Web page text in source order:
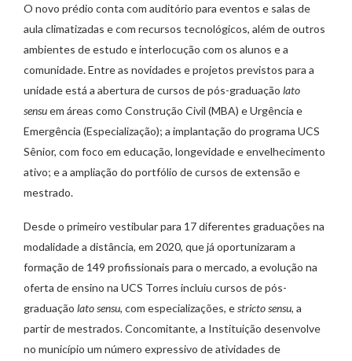
O novo prédio conta com auditório para eventos e salas de
aula climatizadas e com recursos tecnológicos, além de outros
ambientes de estudo e interlocução com os alunos e a
comunidade. Entre as novidades e projetos previstos para a
unidade está a abertura de cursos de pós-graduação lato
sensuem áreas como Construção Civil (MBA) e Urgência e
Emergência (Especialização); a implantação do programa UCS
Sênior, com foco em educação, longevidade e envelhecimento
ativo; e a ampliação do portfólio de cursos de extensão e
mestrado.
Desde o primeiro vestibular para 17 diferentes graduações na
modalidade a distância, em 2020, que já oportunizaram a
formação de 149 profissionais para o mercado, a evolução na
oferta de ensino na UCS Torres incluiu cursos de pós-
graduação lato sensu, com especializações, estricto sensu, a
partir de mestrados. Concomitante, a Instituição desenvolve
no município um número expressivo de atividades de